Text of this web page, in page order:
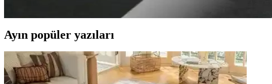
Tek kişilik baza ve yatak başlık modelleri, fiyat aralıkları ve dekorasyona uyum
Ayın popüler yazıları